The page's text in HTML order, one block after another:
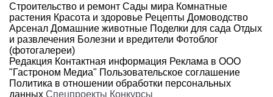
Строительство и ремонт Сады мира Комнатные
растения Красота и здоровье Рецепты Домоводство
Арсенал Домашние животные Поделки для сада Отдых
и развлечения Болезни и вредители Фотоблог
(фотогалереи)
Редакция Контактная информация Реклама в ООО
"Гастроном Медиа" Пользовательское соглашение
Политика в отношении обработки персональных
данных Спецпроекты Конкурсы